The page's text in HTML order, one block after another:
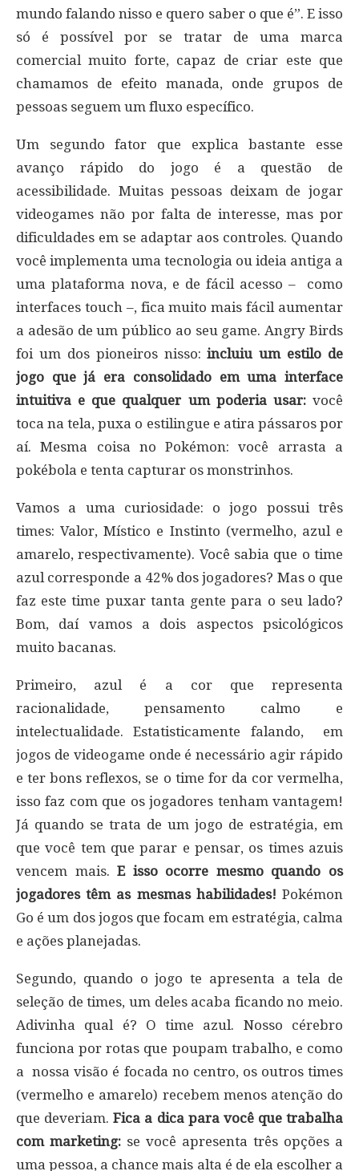
mundo falando nisso e quero saber o que é”. E isso
só é possível por se tratar de uma marca
comercial muito forte, capaz de criar este que
chamamos de efeito manada, onde grupos de
pessoas seguem um fluxo específico.
Um segundo fator que explica bastante esse
avanço rápido do jogo é a questão de
acessibilidade. Muitas pessoas deixam de jogar
videogames não por falta de interesse, mas por
dificuldades em se adaptar aos controles. Quando
você implementa uma tecnologia ou ideia antiga a
uma plataforma nova, e de fácil acesso – como
interfaces touch –, fica muito mais fácil aumentar
a adesão de um público ao seu game. Angry Birds
foi um dos pioneiros nisso: incluiu um estilo de
jogo que já era consolidado em uma interface
intuitiva e que qualquer um poderia usar:você
toca na tela, puxa o estilingue e atira pássaros por
aí. Mesma coisa no Pokémon: você arrasta a
pokébola e tenta capturar os monstrinhos.
Vamos a uma curiosidade: o jogo possui três
times: Valor, Místico e Instinto (vermelho, azul e
amarelo, respectivamente). Você sabia que o time
azul corresponde a 42% dos jogadores? Mas o que
faz este time puxar tanta gente para o seu lado?
Bom, daí vamos a dois aspectos psicológicos
muito bacanas.
Primeiro, azul é a cor que representa
racionalidade, pensamento calmo e
intelectualidade. Estatisticamente falando, em
jogos de videogame onde é necessário agir rápido
e ter bons reflexos, se o time for da cor vermelha,
isso faz com que os jogadores tenham vantagem!
Já quando se trata de um jogo de estratégia, em
que você tem que parar e pensar, os times azuis
vencem mais.E isso ocorre mesmo quando os
jogadores têm as mesmas habilidades! Pokémon
Go é um dos jogos que focam em estratégia, calma
e ações planejadas.
Segundo, quando o jogo te apresenta a tela de
seleção de times, um deles acaba ficando no meio.
Adivinha qual é? O time azul. Nosso cérebro
funciona por rotas que poupam trabalho, e como
a nossa visão é focada no centro, os outros times
(vermelho e amarelo) recebem menos atenção do
que deveriam.Fica a dica para você que trabalha
com marketing: se você apresenta três opções a
uma pessoa, a chance mais alta é de ela escolher a